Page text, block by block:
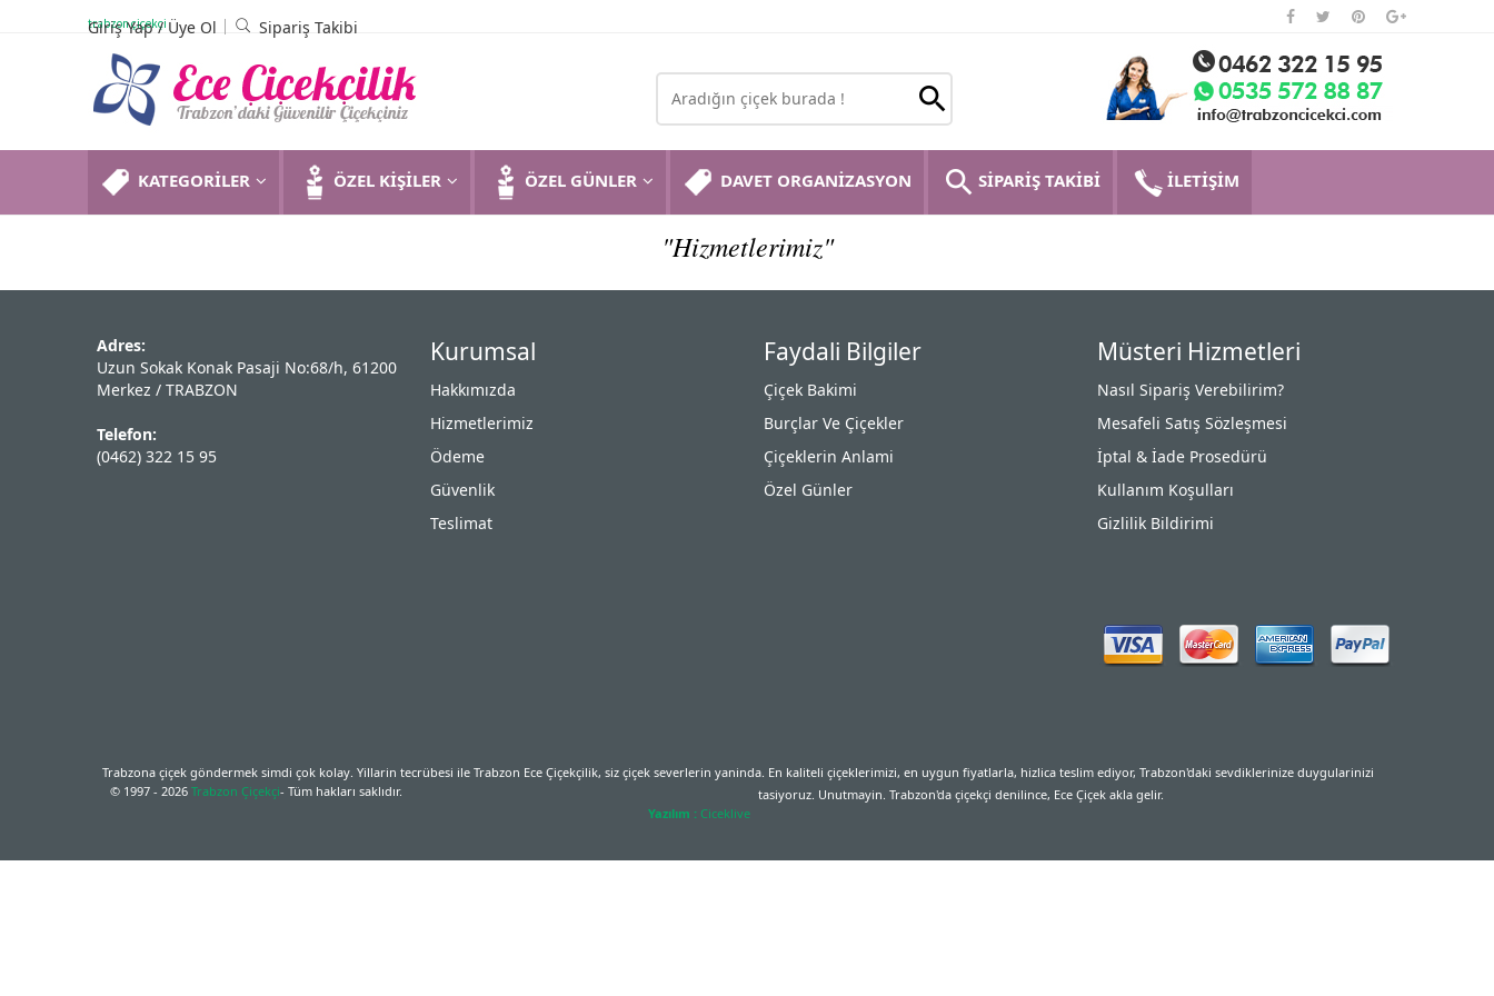
trabzon çiçekçi
Giriş Yap/Üye Ol Sipariş Takibi
KATEGORİLER ÖZEL KİŞİLER ÖZEL GÜNLER DAVET ORGANİZASYON SİPARİŞ TAKİBİ İLETİŞİM
"Hizmetlerimiz"
Adres:
Uzun Sokak Konak Pasaji No:68/h, 61200
Merkez / TRABZON
Telefon:
(0462) 322 15 95
Kurumsal
Hakkımızda
Hizmetlerimiz
Ödeme
Güvenlik
Teslimat
Faydali Bilgiler
Çiçek Bakimi
Burçlar Ve Çiçekler
Çiçeklerin Anlami
Özel Günler
Müsteri Hizmetleri
Nasıl Sipariş Verebilirim?
Mesafeli Satış Sözleşmesi
İptal & İade Prosedürü
Kullanım Koşulları
Gizlilik Bildirimi
Trabzona çiçek göndermek simdi çok kolay. Yillarin tecrübesi ile Trabzon Ece Çiçekçilik, siz çiçek severlerin yaninda. En kaliteli çiçeklerimizi, en uygun fiyatlarla, hizlica teslim ediyor, Trabzon'daki sevdiklerinize duygularinizi
tasiyoruz. Unutmayin. Trabzon'da çiçekçi denilince, Ece Çiçek akla gelir.
© 1997 - 2026 Trabzon Çiçekçi- Tüm hakları saklıdır.
Yazılım : Ciceklive